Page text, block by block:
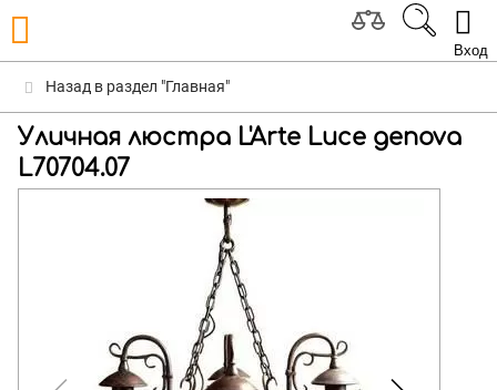
Вход
Назад в раздел "Главная"
Уличная люстра L'Arte Luce genova
L70704.07